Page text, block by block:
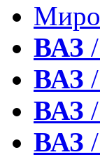
ВАЗ
ВАЗ
ВАЗ
ВАЗ